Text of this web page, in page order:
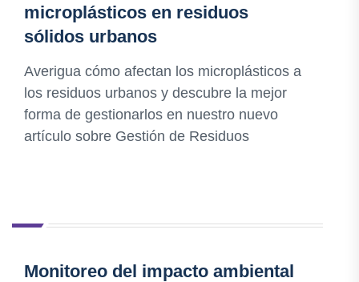
microplásticos en residuos
sólidos urbanos
Averigua cómo afectan los microplásticos a
los residuos urbanos y descubre la mejor
forma de gestionarlos en nuestro nuevo
artículo sobre Gestión de Residuos
Monitoreo del impacto ambiental